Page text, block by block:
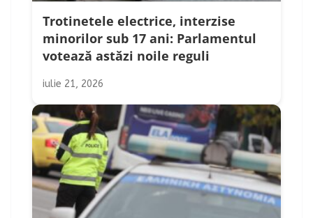
Trotinetele electrice, interzise
minorilor sub 17 ani: Parlamentul
votează astăzi noile reguli
iulie 21, 2026